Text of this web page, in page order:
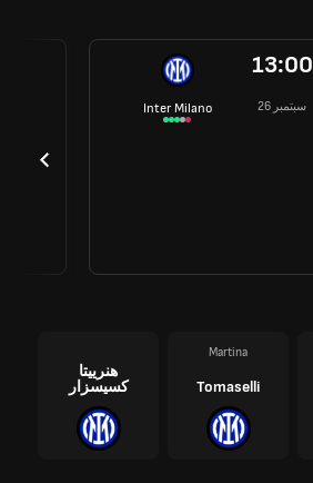
Inter Milano
13:00
26 سبتمبر
Martina
Tomaselli
هنرييتا
كسيسزار